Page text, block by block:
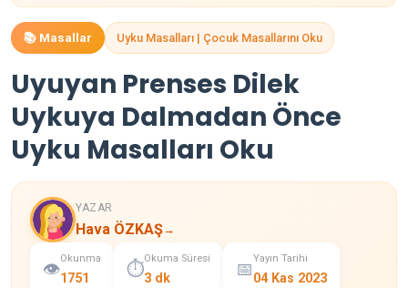
📚 Masallar Uyku Masalları | Çocuk Masallarını Oku
Uyuyan Prenses Dilek
Uykuya Dalmadan Önce
Uyku Masalları Oku
YAZAR
Hava ÖZKAŞ→
👁️
Okunma
1751 ⏱️
Okuma Süresi
3 dk 📅
Yayın Tarihi
04 Kas 2023